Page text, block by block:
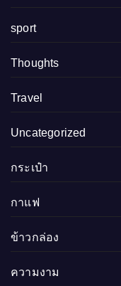
sport
Thoughts
Travel
Uncategorized
กระเป๋า
กาแฟ
ข้าวกล่อง
ความงาม